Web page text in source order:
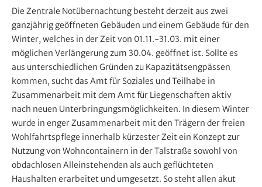
Die Zentrale Notübernachtung besteht derzeit aus zwei
ganzjährig geöffneten Gebäuden und einem Gebäude für den
Winter, welches in der Zeit von 01.11.-31.03. mit einer
möglichen Verlängerung zum 30.04. geöffnet ist. Sollte es
aus unterschiedlichen Gründen zu Kapazitätsengpässen
kommen, sucht das Amt für Soziales und Teilhabe in
Zusammenarbeit mit dem Amt für Liegenschaften aktiv
nach neuen Unterbringungsmöglichkeiten. In diesem Winter
wurde in enger Zusammenarbeit mit den Trägern der freien
Wohlfahrtspflege innerhalb kürzester Zeit ein Konzept zur
Nutzung von Wohncontainern in der Talstraße sowohl von
obdachlosen Alleinstehenden als auch geflüchteten
Haushalten erarbeitet und umgesetzt. So steht allen akut